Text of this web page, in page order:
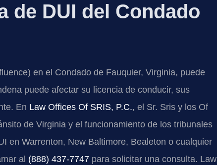
de DUI del Condado
en el Condado de Fauquier, Virginia, puede
puede afectar su licencia de conducir, sus
En Law Offices Of SRIS, P.C., el Sr. Sris y los Of
de Virginia y el funcionamiento de los tribunales
en Warrenton, New Baltimore, Bealeton o cualquier
al (888) 437‑7747 para solicitar una consulta. Law